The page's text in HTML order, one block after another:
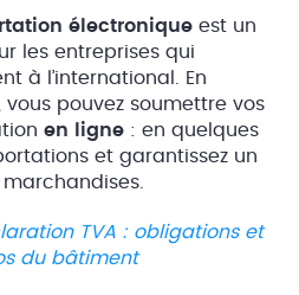
électronique est un
les entreprises qui
à l’international. En
pouvez soumettre vos
en ligne : en quelques
et garantissez un
TVA : obligations et
du bâtiment